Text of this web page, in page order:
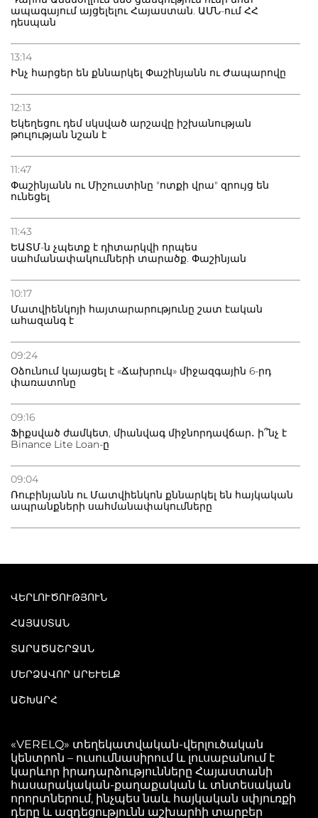
ապագայում այցելելու Հայաստան. ԱՄՆ-ում ՀՀ
դեսպան
13:14
Ինչ հարցեր են քննարկել Փաշինյանն ու Ժապարովը
12:13
Եկեղեցու դեմ սկսված արշավը իշխանության
թուլության նշան է
11:47
Փաշինյանն ու Միշուստինը "ոտքի վրա" զրույց են
ունեցել
11:43
ԵԱՏՄ-ն չպետք է դիտարկվի որպես
սահմանափակումների տարածք. Փաշինյան
10:17
Մատվիենկոյի հայտարարությունը շատ էական
ահազանգ է
09:24
Օձունում կայացել է «Ճախրուկ» միջազգային 6-րդ
փառատոնը
09:16
Ֆիքսված ժամկետ, միանվագ միջնորդավճար․ ի՞նչ է
Binance Lite Loan-ը
09:04
Ռուբինյանն ու Մատվիենկոն քննարկել են հայկական
ապրանքների սահմանափակումները
ՎԵՐԼՈՒԾՈՒԹՅՈՒՆ
ՀԱՅԱՍՏԱՆ
ՏԱՐԱԾԱՇՐՋԱՆ
ՄԵՐՁԱՎՈՐ ԱՐԵՒԵԼՔ
ԱՇԽԱՐՀ
«VERELQ» տեղեկատվական-վերլուծական
կենտրոն – ուսումնասիրում և լուսաբանում է
կարևոր իրադարձությունները Հայաստանի
հասարակական-քաղաքական և տնտեսական
որորտներում, ինչպես նաև հայկական սփյուռքի
դերը և ազդեցությունն աշխարհի տարբեր